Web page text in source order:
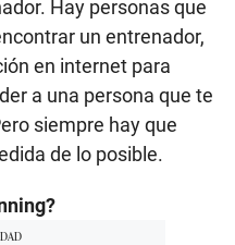
Hay personas que
un entrenador,
en internet para
a una persona que te
siempre hay que
de lo posible.